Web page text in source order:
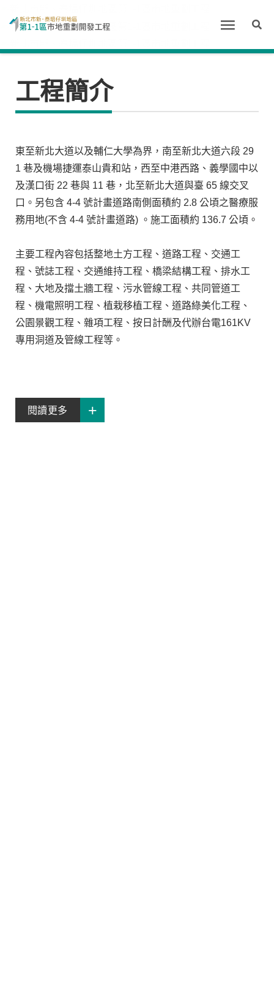
工程簡介
東至新北大道以及輔仁大學為界，南至新北大道六段 29
1 巷及機場捷運泰山貴和站，西至中港西路、義學國中以
及漢口街 22 巷與 11 巷，北至新北大道與臺 65 線交叉
口。另包含 4-4 號計畫道路南側面積約 2.8 公頃之醫療服
務用地(不含 4-4 號計畫道路) 。施工面積約 136.7 公頃。
主要工程內容包括整地土方工程、道路工程、交通工
程、號誌工程、交通維持工程、橋梁結構工程、排水工
程、大地及擋土牆工程、污水管線工程、共同管道工
程、機電照明工程、植栽移植工程、道路綠美化工程、
公園景觀工程、雜項工程、按日計酬及代辦台電161KV
專用洞道及管線工程等。
閱讀更多